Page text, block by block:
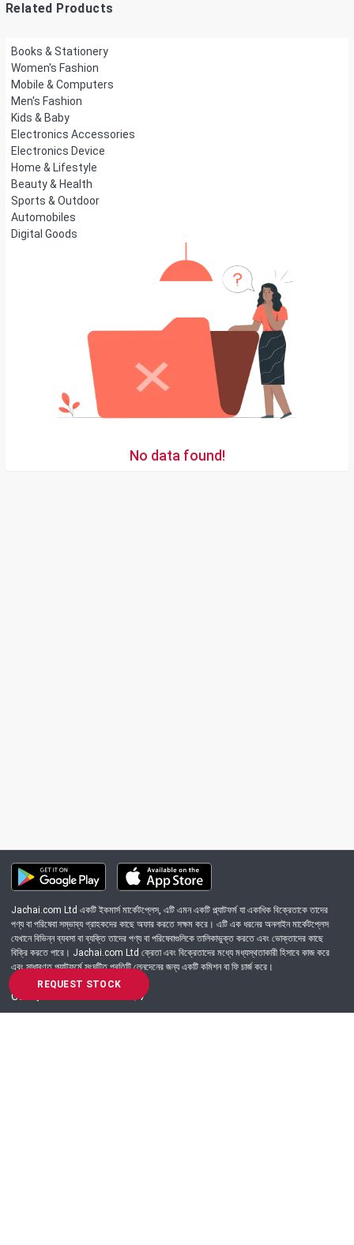
REQUEST STOCK
Related Products
Books & Stationery
Women's Fashion
Mobile & Computers
Men's Fashion
Kids & Baby
Electronics Accessories
Electronics Device
Home & Lifestyle
Beauty & Health
Sports & Outdoor
Automobiles
Digital Goods
No data found!
Jachai.com Ltd একটি ইকমার্স মার্কেটপ্লেস, এটি এমন একটি প্ল্যাটফর্ম যা একাধিক বিক্রেতাকে তাদের
পণ্য বা পরিষেবা সম্ভাব্য গ্রাহকদের কাছে অফার করতে সক্ষম করে। এটি এক ধরনের অনলাইন মার্কেটপ্লেস
যেখানে বিভিন্ন ব্যবসা বা ব্যক্তি তাদের পণ্য বা পরিষেবাগুলিকে তালিকাভুক্ত করতে এবং ভোক্তাদের কাছে
বিক্রি করতে পারে। Jachai.com Ltd ক্রেতা এবং বিক্রেতাদের মধ্যে মধ্যস্থতাকারী হিসাবে কাজ করে
এবং সাধারণত প্ল্যাটফর্মে সংঘটিত প্রতিটি লেনদেনের জন্য একটি কমিশন বা ফি চার্জ করে।
Got Question? Call us 24/7